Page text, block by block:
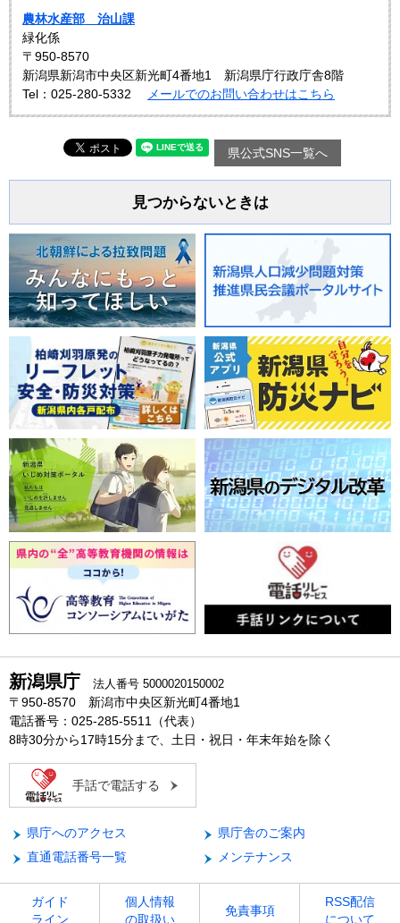
農林水産部 治山課
緑化係
〒950-8570
新潟県新潟市中央区新光町4番地1 新潟県庁行政庁舎8階
Tel：025-280-5332
メールでのお問い合わせはこちら
県公式SNS一覧へ
見つからないときは
新潟県庁 法人番号 5000020150002
〒950-8570 新潟市中央区新光町4番地1
電話番号：025-285-5511（代表）
8時30分から17時15分まで、土日・祝日・年末年始を除く
手話で電話する
県庁へのアクセス
県庁舎のご案内
直通電話番号一覧
メンテナンス
ガイド
ライン
個人情報
の取扱い
免責事項
RSS配信
について